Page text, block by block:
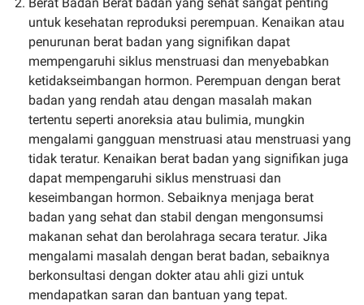
untuk kesehatan reproduksi perempuan. Kenaikan atau
penurunan berat badan yang signifikan dapat
mempengaruhi siklus menstruasi dan menyebabkan
ketidakseimbangan hormon. Perempuan dengan berat
badan yang rendah atau dengan masalah makan
tertentu seperti anoreksia atau bulimia, mungkin
mengalami gangguan menstruasi atau menstruasi yang
tidak teratur. Kenaikan berat badan yang signifikan juga
dapat mempengaruhi siklus menstruasi dan
keseimbangan hormon. Sebaiknya menjaga berat
badan yang sehat dan stabil dengan mengonsumsi
makanan sehat dan berolahraga secara teratur. Jika
mengalami masalah dengan berat badan, sebaiknya
berkonsultasi dengan dokter atau ahli gizi untuk
mendapatkan saran dan bantuan yang tepat.